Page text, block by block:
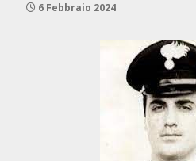
6 Febbraio 2024